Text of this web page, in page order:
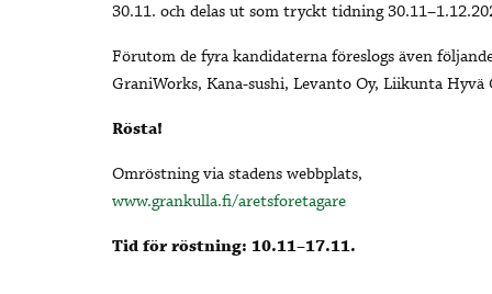
30.11. och delas ut som tryckt tidning
Förutom de fyra kandidaterna föreslogs även
GraniWorks, Kana-sushi, Levanto Oy, Liikunta
Rösta!
Omröstning via stadens webbplats,
www.grankulla.fi/aretsforetagare
Tid för röstning: 10.11–17.11.